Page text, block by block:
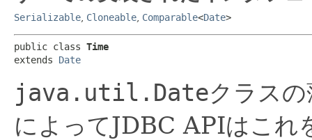
Serializable Cloneable Comparable<Date>
public class Time
extends Date
java.util.Dateクラス
によってJDBC APIはこ